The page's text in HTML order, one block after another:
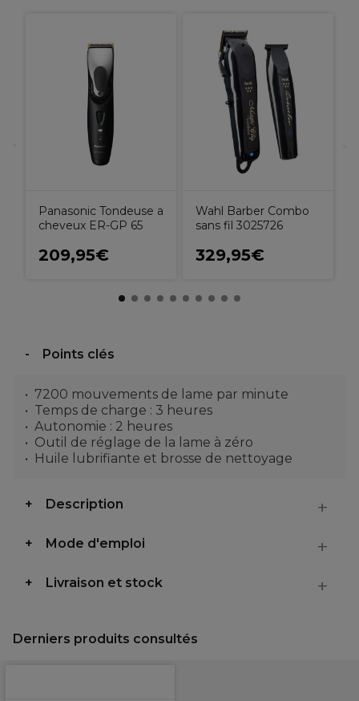
Panasonic Tondeuse a
cheveux ER-GP 65
209,95€
Wahl Barber Combo
sans fil 3025726
329,95€
Points clés
7200 mouvements de lame par minute
Temps de charge : 3 heures
Autonomie : 2 heures
Outil de réglage de la lame à zéro
Huile lubrifiante et brosse de nettoyage
Description
Mode d'emploi
Livraison et stock
Derniers produits consultés